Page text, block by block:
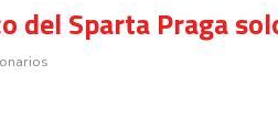
del Sparta Praga